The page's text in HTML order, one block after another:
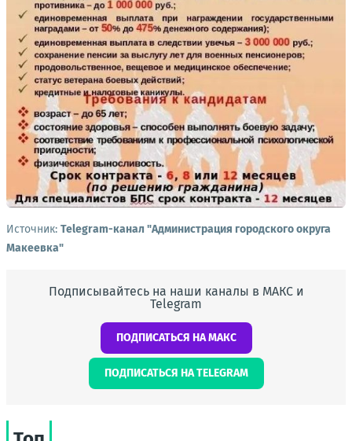
Источник: Telegram-канал "Администрация городского округа
Макеевка"
Подписывайтесь на наши каналы в МАКС и
Telegram
ПОДПИСАТЬСЯ НА МАКС
ПОДПИСАТЬСЯ НА TELEGRAM